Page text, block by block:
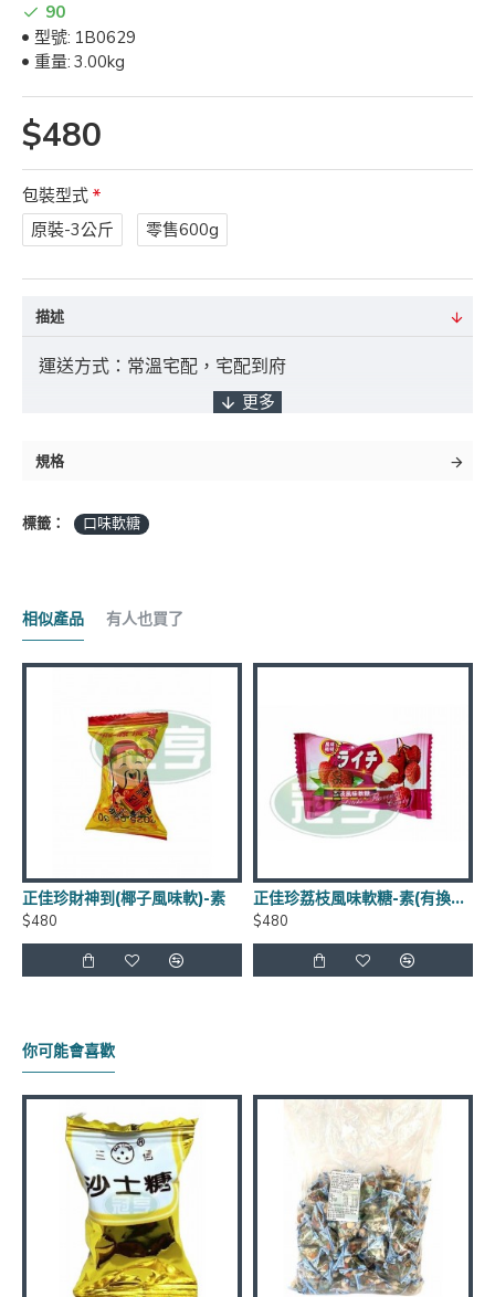
$480
90
型號: 1B0629
重量: 3.00kg
包裝型式
原裝-3公斤
零售600g
描述
運送方式：常溫宅配，宅配到府
付款方式：ATM轉帳 / 貨到付款 / 臨櫃匯款
*採匯款付款之客戶，商品將於確認入帳後3日
到貨日期：於出貨日後3日至7日
商品有效期限：客戶收到之商品距有效日期前90天以
續費另計60元~120元
保存方式：常溫
官網商品圖片僅供參考依實際出貨商品為主
**年貨商品*節慶商品*海鮮食品*恕不退換貨
規格
標籤： 口味軟糖
相似產品 有人也買了
正佳珍財神到(椰子風味軟)-素
$480
正佳珍荔枝風味軟糖-素(有換外包裝)
$480
你可能會喜歡